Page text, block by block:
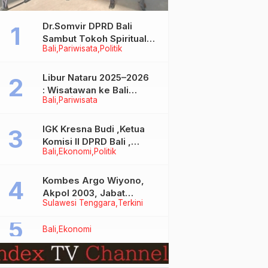
Bali Pariwisata Politik
Dr.Somvir DPRD Bali
Sambut Tokoh Spiritual
India Baba Bageshwar
Bali Pariwisata
Libur Nataru 2025–2026
: Wisatawan ke Bali
Meningkat, Isu Penurunan
Bali Ekonomi Politik
IGK Kresna Budi ,Ketua
Komisi II DPRD Bali ,
Angkat Bicara Soal
Bersubsidi Jenis Solar
Sulawesi Tenggara Terkini
Kombes Argo Wiyono,
Akpol 2003, Jabat
Dirlantas Polda Sultra
Bali Ekonomi